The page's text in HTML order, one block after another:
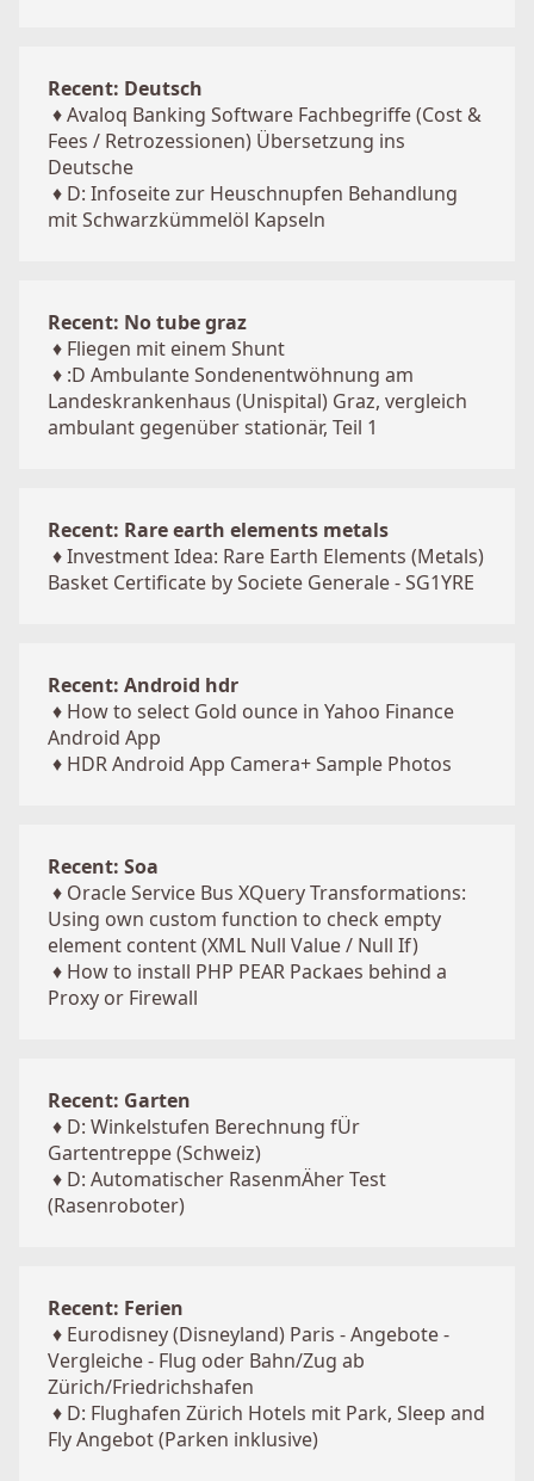
Recent: Deutsch
♦Avaloq Banking Software Fachbegriffe (Cost &
Fees / Retrozessionen) Übersetzung ins
Deutsche
♦ D: Infoseite zur Heuschnupfen Behandlung
mit Schwarzkümmelöl Kapseln
Recent: No tube graz
♦ Fliegen mit einem Shunt
♦ :D Ambulante Sondenentwöhnung am
Landeskrankenhaus (Unispital) Graz, vergleich
ambulant gegenüber stationär, Teil 1
Recent: Rare earth elements metals
♦Investment Idea: Rare Earth Elements (Metals)
Basket Certificate by Societe Generale - SG1YRE
Recent: Android hdr
♦ How to select Gold ounce in Yahoo Finance
Android App
♦ HDR Android App Camera+ Sample Photos
Recent: Soa
♦ Oracle Service Bus XQuery Transformations:
Using own custom function to check empty
element content (XML Null Value / Null If)
♦ How to install PHP PEAR Packaes behind a
Proxy or Firewall
Recent: Garten
♦ D: Winkelstufen Berechnung fÜr
Gartentreppe (Schweiz)
♦ D: Automatischer RasenmÄher Test
(Rasenroboter)
Recent: Ferien
♦ Eurodisney (Disneyland) Paris - Angebote -
Vergleiche - Flug oder Bahn/Zug ab
Zürich/Friedrichshafen
♦ D: Flughafen Zürich Hotels mit Park, Sleep and
Fly Angebot (Parken inklusive)